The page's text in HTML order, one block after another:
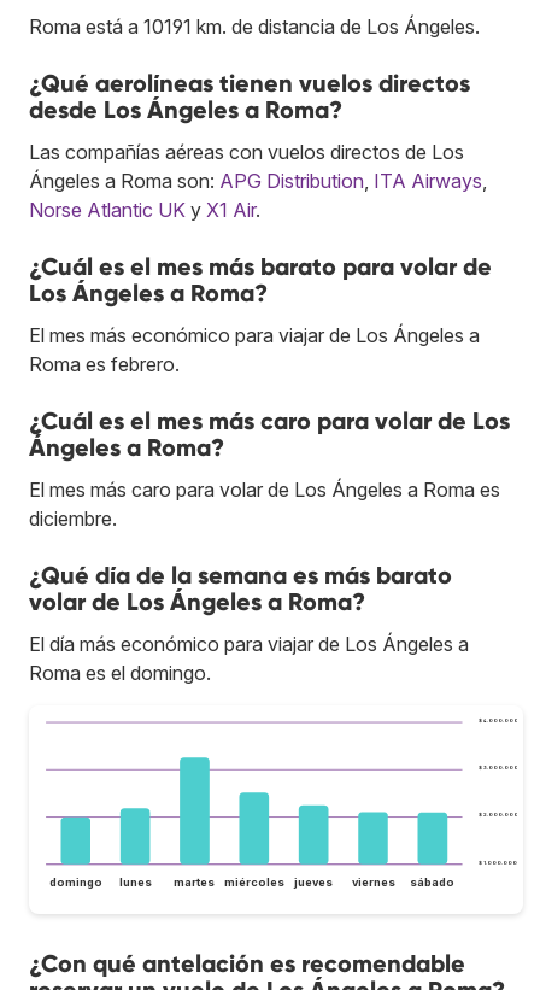
Roma está a 10191 km. de distancia de Los Ángeles.
¿Qué aerolíneas tienen vuelos directos
desde Los Ángeles a Roma?
Las compañías aéreas con vuelos directos de Los
Ángeles a Roma son: APG Distribution ITA Airways
Norse Atlantic UK y X1 Air.
¿Cuál es el mes más barato para volar de
Los Ángeles a Roma?
El mes más económico para viajar de Los Ángeles a
Roma es febrero.
¿Cuál es el mes más caro para volar de Los
Ángeles a Roma?
El mes más caro para volar de Los Ángeles a Roma es
diciembre.
¿Qué día de la semana es más barato
volar de Los Ángeles a Roma?
El día más económico para viajar de Los Ángeles a
Roma es el domingo.
$ 1.000.000
$ 2.000.000
$ 3.000.000
$ 4.000.000
domingo lunes martes miércoles jueves viernes sábado
¿Con qué antelación es recomendable